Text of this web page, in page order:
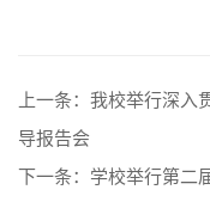
上一条： 我校举行深入
导报告会
下一条： 学校举行第二